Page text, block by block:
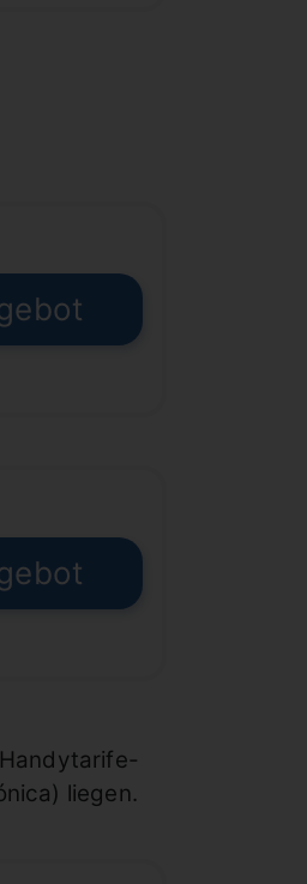
liegen.